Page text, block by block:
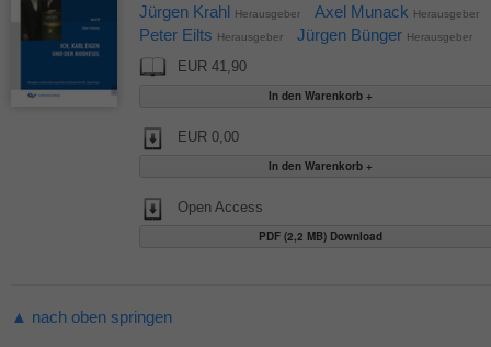
Jürgen Krahl Herausgeber Axel Munack Herausgeber
Peter Eilts Herausgeber Jürgen Bünger Herausgeber
EUR 41,90
EUR 0,00
Open Access
PDF (2,2 MB) Download
▲ nach oben springen